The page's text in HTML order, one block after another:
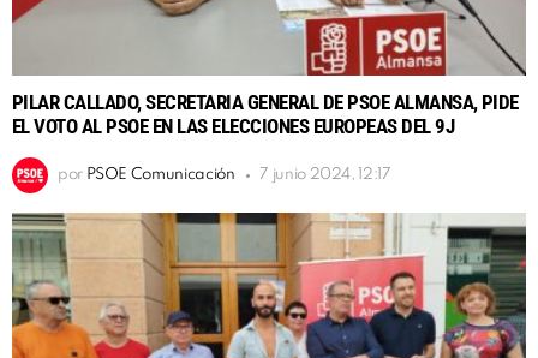
PILAR CALLADO, SECRETARIA GENERAL DE PSOE ALMANSA, PIDE
EL VOTO AL PSOE EN LAS ELECCIONES EUROPEAS DEL 9J
por PSOE Comunicación 7 junio 2024, 12:17